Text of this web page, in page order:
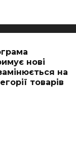
нові
на
товарів